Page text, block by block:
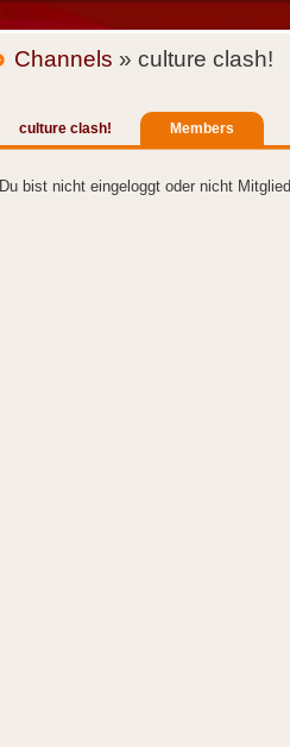
Channels » culture clash!
culture clash! Members
Du bist nicht eingeloggt oder nicht